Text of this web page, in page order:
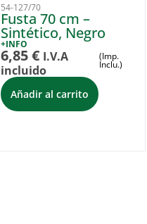
54-127/70
Fusta 70 cm –
Sintético, Negro
+INFO
6,85€ I.V.A
incluido
(Imp.
Inclu.)
Añadir al carrito